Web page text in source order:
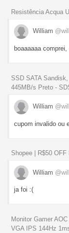
Resistência Acqua
William
boaaaaaa comprei,
SSD SATA
445MB/s Preto -
William
cupom invalido ou
Shopee | R$50 OFF
William
ja foi :(
Monitor Gamer
VGA IPS 144Hz